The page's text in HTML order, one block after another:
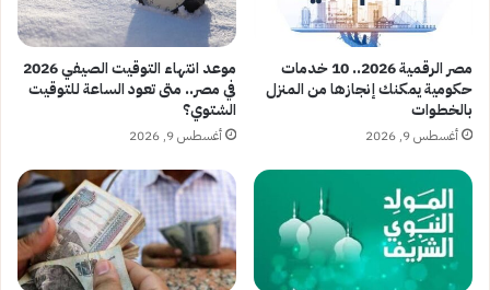
مصر الرقمية 2026.. 10 خدمات
حكومية يمكنك إنجازها من المنزل
بالخطوات
أغسطس 9, 2026
موعد انتهاء التوقيت الصيفي 2026
في مصر.. متى تعود الساعة للتوقيت
الشتوي؟
أغسطس 9, 2026